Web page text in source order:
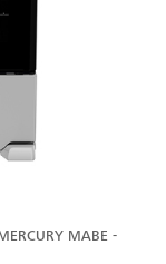
MABE -